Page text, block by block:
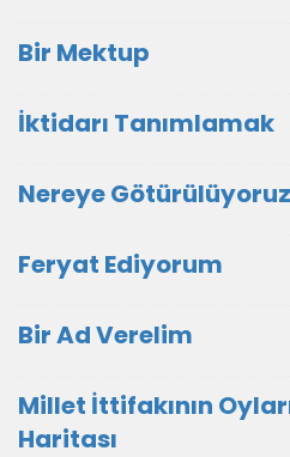
Bir Mektup
İktidarı Tanımlamak
Nereye Götürülüyoruz
Feryat Ediyorum
Bir Ad Verelim
Millet İttifakının
Haritası